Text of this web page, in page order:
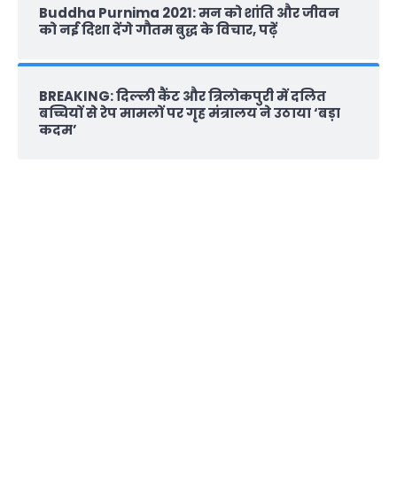
Buddha Purnima 2021: मन को शांति और जीवन
को नई दिशा देंगे गौतम बुद्ध के विचार, पढ़ें
BREAKING: दिल्‍ली कैंट और त्रिलोकपुरी में दलित
बच्चियों से रेप मामलों पर गृह मंत्रालय ने उठाया ‘बड़ा
कदम’